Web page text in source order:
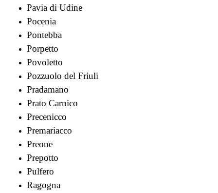
Pavia di Udine
Pocenia
Pontebba
Porpetto
Povoletto
Pozzuolo del Friuli
Pradamano
Prato Carnico
Precenicco
Premariacco
Preone
Prepotto
Pulfero
Ragogna